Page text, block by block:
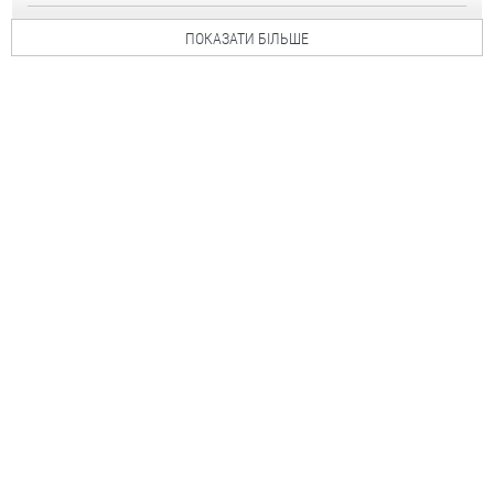
ПОКАЗАТИ БІЛЬШЕ